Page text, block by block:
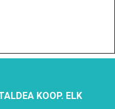
KOOP. ELK